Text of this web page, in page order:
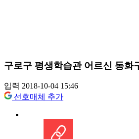
구로구 평생학습관 어르신 동화
입력 2018-10-04 15:46
선호매체 추가